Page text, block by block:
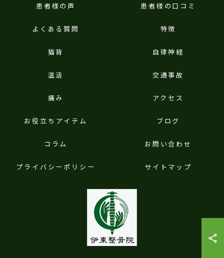
患者様の声 患者様の口コミ
よくある質問 特徴
猫背 自律神経
温活 交通事故
痛み アクセス
お役立ちアイテム ブログ
コラム お問い合わせ
プライバシーポリシー サイトマップ